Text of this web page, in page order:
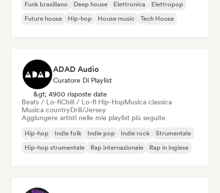
Funk brasiliano Deep house Elettronica
Elettropop
Future house
Hip-hop House music Tech House
ADAD Audio
Curatore Di Playlist
&gt; 4900 risposte date
Beats / Lo-fiChill / Lo-fi Hip-HopMusica classica
Musica countryDrill/Jersey
Aggiungere artisti nelle mie playlist più seguite
Hip-hop Indie folk Indie pop Indie rock
Strumentale
Hip-hop strumentale
Rap internazionale Rap in inglese